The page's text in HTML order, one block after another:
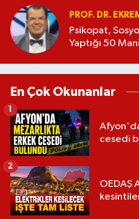
PROF. DR.
Psikopat,
Yaptığı 50
En Çok Okunanlar
cesedi
1
OEDAŞ
2